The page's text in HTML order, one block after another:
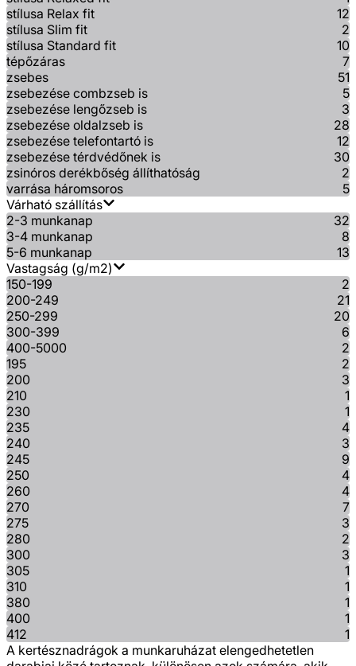
stílusa Relax fit
12
stílusa Slim fit
2
stílusa Standard fit
10
tépőzáras
7
zsebes
51
zsebezése combzseb is
5
zsebezése lengőzseb is
3
zsebezése oldalzseb is
28
zsebezése telefontartó is
12
zsebezése térdvédőnek is
30
zsinóros derékbőség állíthatóság
2
varrása háromsoros
5
Várható szállítás
2-3 munkanap
32
3-4 munkanap
8
5-6 munkanap
13
Vastagság (g/m2)
150-199
2
200-249
21
250-299
20
300-399
6
400-5000
2
195
2
200
3
210
1
230
1
235
4
240
3
245
9
250
4
260
4
270
7
275
3
280
2
300
3
305
1
310
1
380
1
400
1
412
1
A kertésznadrágok a munkaruházat elengedhetetlen